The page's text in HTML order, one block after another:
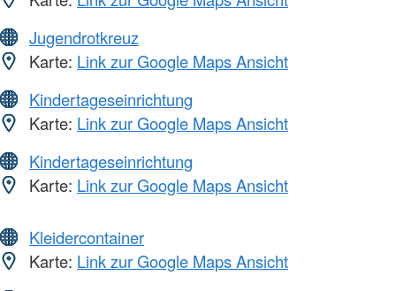
Jugendrotkreuz
Karte: Link zur Google Maps Ansicht
Kindertageseinrichtung
Karte: Link zur Google Maps Ansicht
Kindertageseinrichtung
Karte: Link zur Google Maps Ansicht
Kleidercontainer
Karte: Link zur Google Maps Ansicht